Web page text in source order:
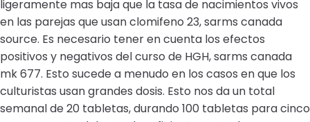
ligeramente mas baja que la tasa de nacimientos vivos
en las parejas que usan clomifeno 23, sarms canada
source. Es necesario tener en cuenta los efectos
positivos y negativos del curso de HGH, sarms canada
mk 677. Esto sucede a menudo en los casos en que los
culturistas usan grandes dosis. Esto nos da un total
semanal de 20 tabletas, durando 100 tabletas para cinco